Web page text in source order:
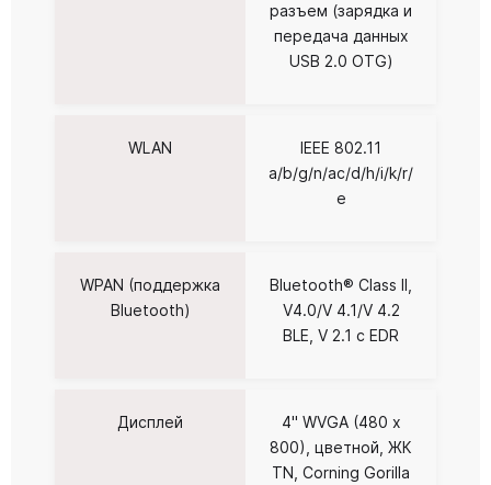
разъем (зарядка и
передача данных
USB 2.0 OTG)
WLAN
IEEE 802.11
a/b/g/n/ac/d/h/i/k/r/
e
WPAN (поддержка
Bluetooth)
Bluetooth® Class II,
V4.0/V 4.1/V 4.2
BLE, V 2.1 с EDR
Дисплей
4'' WVGA (480 x
800), цветной, ЖК
TN, Corning Gorilla